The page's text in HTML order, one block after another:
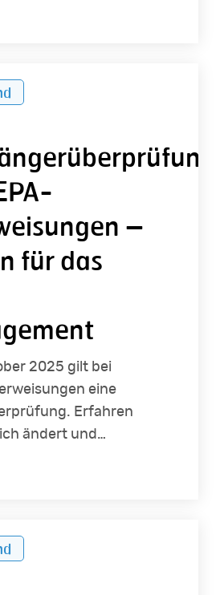
–
für das
2025 gilt bei
eine
Erfahren
ändert und…